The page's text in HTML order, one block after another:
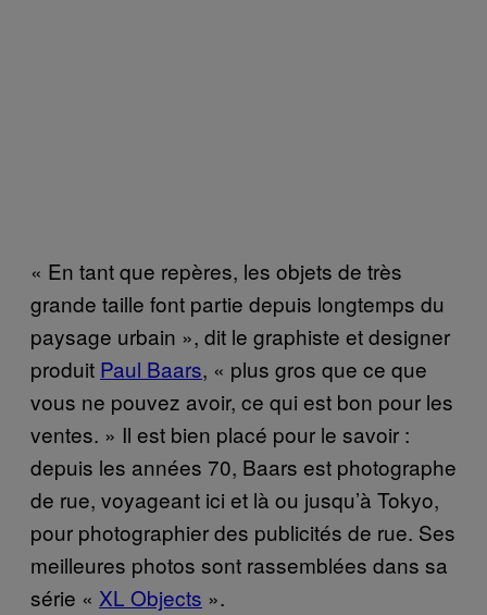
« En tant que repères, les objets de très
grande taille font partie depuis longtemps du
paysage urbain », dit le graphiste et designer
produit Paul Baars, « plus gros que ce que
vous ne pouvez avoir, ce qui est bon pour les
ventes. » Il est bien placé pour le savoir :
depuis les années 70, Baars est photographe
de rue, voyageant ici et là ou jusqu’à Tokyo,
pour photographier des publicités de rue. Ses
meilleures photos sont rassemblées dans sa
série « XL Objects ».